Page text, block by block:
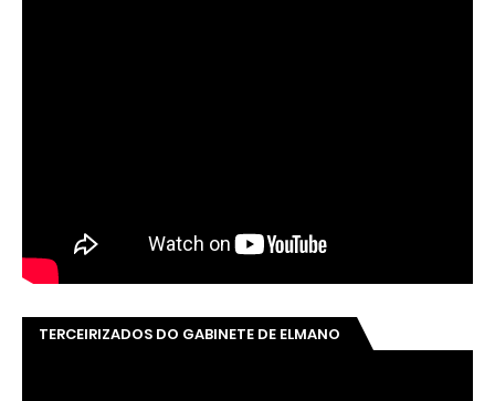
TERCEIRIZADOS DO GABINETE DE ELMANO